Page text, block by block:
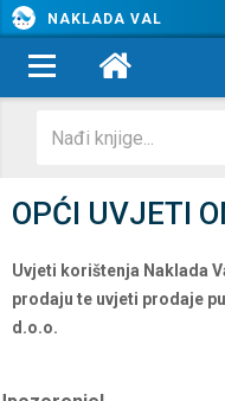
NAKLADA VAL
OPĆI UVJETI
Uvjeti korištenja Naklada
prodaju te uvjeti prodaje
d.o.o.